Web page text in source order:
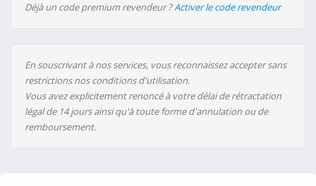
Déjà un code premium revendeur ?Activer le code revendeur
En souscrivant à nos services, vous reconnaissez accepter sans
restrictions nos conditions d'utilisation.
Vous avez explicitement renoncé à votre délai de rétractation
légal de 14 jours ainsi qu'à toute forme d'annulation ou de
remboursement.